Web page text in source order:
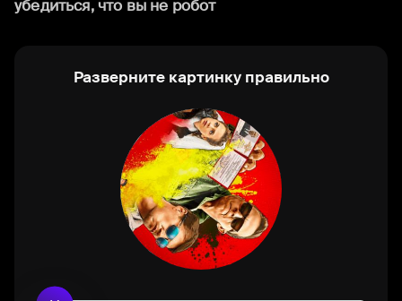
убедиться, что вы не робот
Разверните картинку правильно